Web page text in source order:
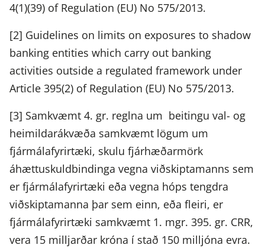
4(1)(39) of Regulation (EU) No 575/2013.
[2] Guidelines on limits on exposures to shadow
banking entities which carry out banking
activities outside a regulated framework under
Article 395(2) of Regulation (EU) No 575/2013.
[3] Samkvæmt 4. gr. reglna um beitingu val- og
heimildarákvæða samkvæmt lögum um
fjármálafyrirtæki, skulu fjárhæðarmörk
áhættuskuldbindinga vegna viðskiptamanns sem
er fjármálafyrirtæki eða vegna hóps tengdra
viðskiptamanna þar sem einn, eða fleiri, er
fjármálafyrirtæki samkvæmt 1. mgr. 395. gr. CRR,
vera 15 milljarðar króna í stað 150 milljóna evra.